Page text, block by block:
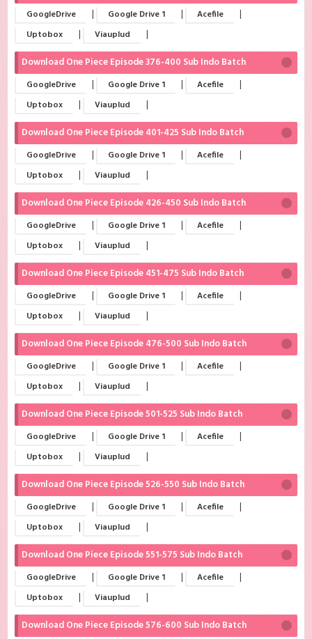
GoogleDrive | Google Drive 1 | Acefile |
Uptobox | Viauplud
|
Download One Piece Episode 376-400 Sub Indo Batch
GoogleDrive | Google Drive 1 | Acefile |
Uptobox | Viauplud
|
Download One Piece Episode 401-425 Sub Indo Batch
GoogleDrive | Google Drive 1 | Acefile |
Uptobox | Viauplud
|
Download One Piece Episode 426-450 Sub Indo Batch
GoogleDrive | Google Drive 1 | Acefile |
Uptobox | Viauplud
|
Download One Piece Episode 451-475 Sub Indo Batch
GoogleDrive | Google Drive 1 | Acefile |
Uptobox | Viauplud
|
Download One Piece Episode 476-500 Sub Indo Batch
GoogleDrive | Google Drive 1 | Acefile |
Uptobox | Viauplud
|
Download One Piece Episode 501-525 Sub Indo Batch
GoogleDrive | Google Drive 1 | Acefile |
Uptobox | Viauplud
|
Download One Piece Episode 526-550 Sub Indo Batch
GoogleDrive | Google Drive 1 | Acefile |
Uptobox | Viauplud
|
Download One Piece Episode 551-575 Sub Indo Batch
GoogleDrive | Google Drive 1 | Acefile |
Uptobox | Viauplud
|
Download One Piece Episode 576-600 Sub Indo Batch